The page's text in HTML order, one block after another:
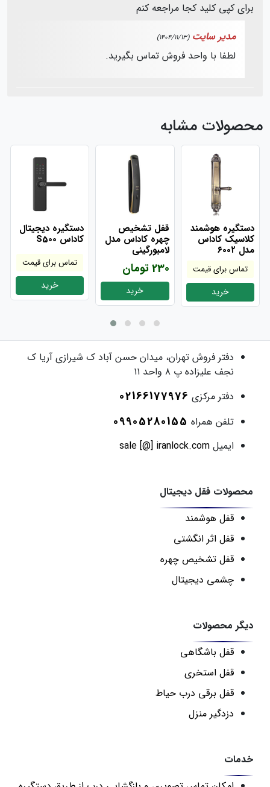
برای کپی کلید کجا مراجعه کنم
مدیر سایت (1404/11/13)
لطفا با واحد فروش تماس بگیرید.
محصولات مشابه
دستگیره دیجیتال
کاداس S500
تماس برای قیمت
خرید
قفل تشخیص
چهره کاداس مدل
لامبورگینی
230 تومان
خرید
دستگیره هوشمند
کلاسیک کاداس
مدل ۶۰۰۲
تماس برای قیمت
خرید
دفتر فروش تهران، میدان حسن آباد ک شیرازی آریا ک
نجف علیزاده پ ۸ واحد ۱۱
دفتر مرکزی 02166177976
تلفن همراه 09905280155
ایمیل sale [@] iranlock.com
محصولات فقل دیجیتال
قفل هوشمند
قفل اثر انگشتی
قفل تشخیص چهره
چشمی دیجیتال
دیگر محصولات
قفل باشگاهی
قفل استخری
قفل برقی درب حیاط
دزدگیر منزل
خدمات